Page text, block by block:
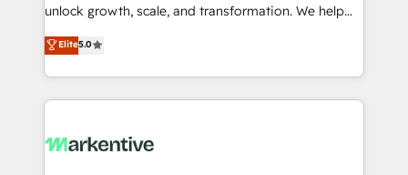
データ移行と活用設計まで。 ▸ AEO対応：ChatGPT・
ンツとサイト構造を最適化。 🏆 なぜ100incを選ぶの
か？ ✓ HubSpot Eliteパートナー認定 ✓ HubSpotアワ
ード受賞・HUGリーダー ✓ ISO27001:2022 /
HubSpot大百科 出版 CRM・AI活用に関するご相談、現
accreditations and deep HIPAA-compliance
expertise. - A team of 250+ experts dedicated to
your resilient growth.
unlock growth, scale, and transformation. We help
companies activate HubSpot’s AI-powered
customer platform and operationalize HubSpot’s
Loop Marketing framework through expert-led
services, smart agents, and purpose-built apps,
results, fast. ⚙️CRM & RevOps: Align all Hubs to your
Elite5.0